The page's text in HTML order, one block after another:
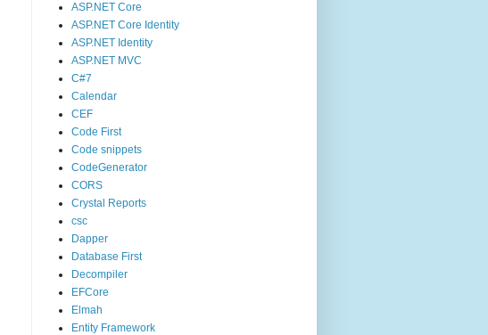
ASP.NET Core
ASP.NET Core Identity
ASP.NET Identity
ASP.NET MVC
C#7
Calendar
CEF
Code First
Code snippets
CodeGenerator
CORS
Crystal Reports
csc
Dapper
Database First
Decompiler
EFCore
Elmah
Entity Framework